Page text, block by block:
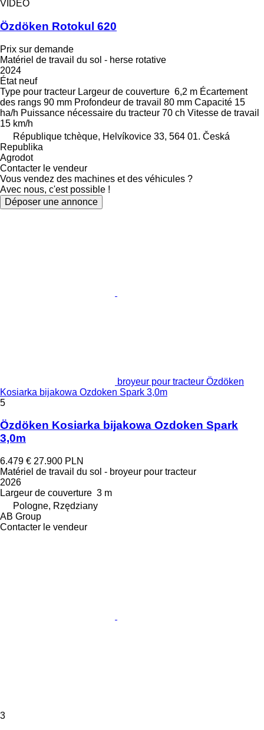
VIDÉO
Özdöken Rotokul 620
Prix sur demande
Matériel de travail du sol - herse rotative
2024
Étatneuf
Type pour tracteur Largeur de couverture 6,2 m Écartement
des rangs 90 mm Profondeur de travail 80 mm Capacité 15
ha/h Puissance nécessaire du tracteur 70 ch Vitesse de travail
15 km/h
République tchèque, Helvíkovice 33, 564 01. Česká
Republika
Agrodot
Contacter le vendeur
Vous vendez des machines et des véhicules ?
Avec nous, c'est possible !
Déposer une annonce
broyeur pour tracteur Özdöken
Kosiarka bijakowa Ozdoken Spark 3,0m
5
Özdöken Kosiarka bijakowa Ozdoken Spark
3,0m
6.479 € 27.900 PLN
Matériel de travail du sol - broyeur pour tracteur
2026
Largeur de couverture 3 m
Pologne, Rzędziany
AB Group
Contacter le vendeur
3